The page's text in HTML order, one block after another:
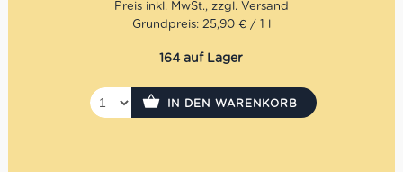
Grundpreis: 25,90 € / 1 l
164 auf Lager
IN DEN WARENKORB